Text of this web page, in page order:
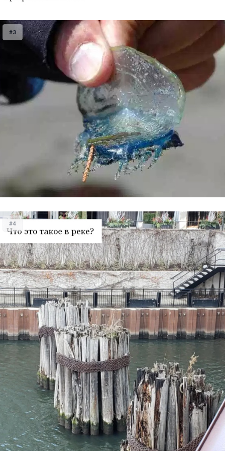
#3
#4